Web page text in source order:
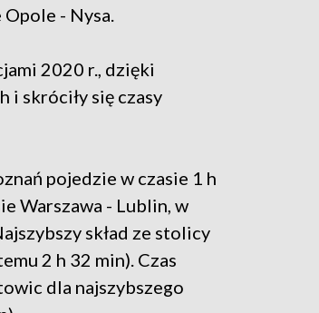
- Nysa.
2020 r., dzięki
i skróciły się czasy
pojedzie w czasie 1 h
Warszawa - Lublin, w
skład ze stolicy
2 h 32 min). Czas
dla najszybszego